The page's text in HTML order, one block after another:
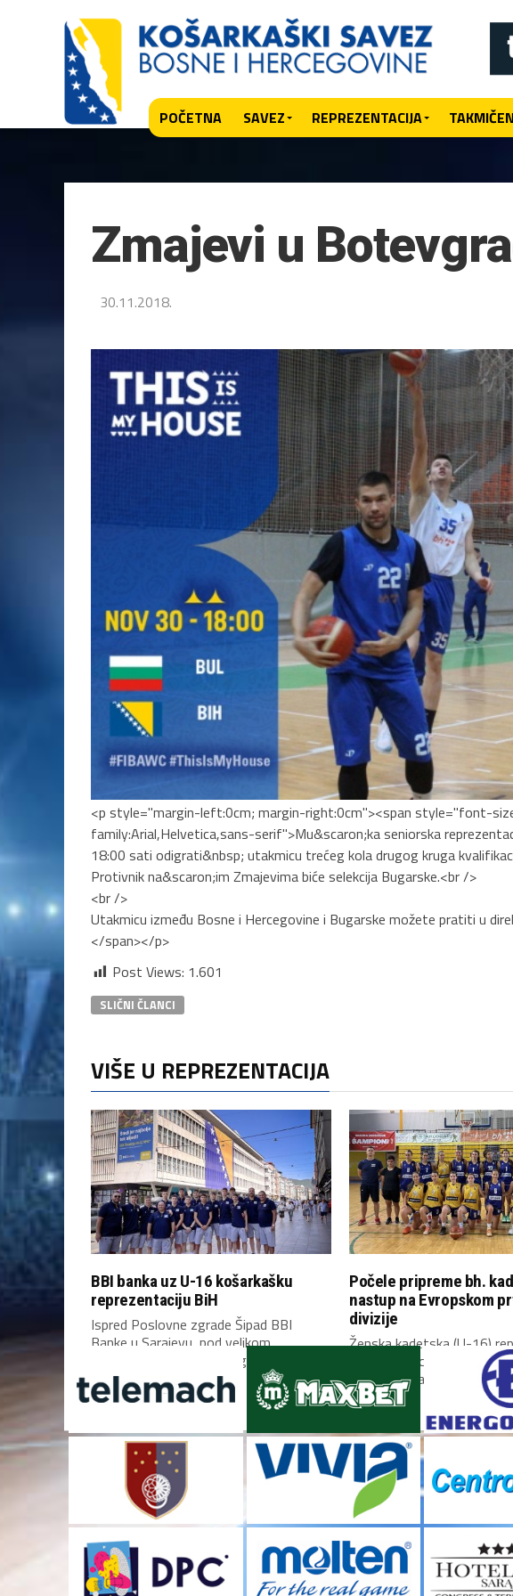
POČETNA SAVEZ REPREZENTACIJA
Zmajevi u
30.11.2018.
<p style="margin-left:0cm; margin-right:0cm"><span style="font-
family:Arial,Helvetica,sans-serif">Mu&scaron;ka seniorska
18:00 sati odigrati&nbsp; utakmicu trećeg kola drugog kruga
Protivnik na&scaron;im Zmajevima biće selekcija Bugarske.<br />
<br />
Utakmicu između Bosne i Hercegovine i Bugarske možete pratiti u
</span></p>
Post Views: 1.601
SLIČNI ČLANCI
VIŠE U REPREZENTACIJA
BBI banka uz U-16 košarkašku
reprezentaciju BiH
Ispred Poslovne zgrade Šipad BBI
Banke u Sarajevu, pod velikom
zastavom Bosne i Hercegovine,...
Počele pripreme bh.
nastup na Evropskom
divizije
Ženska kadetska (U-16)
Bosne i Hercegovine
Mostaru i započela...